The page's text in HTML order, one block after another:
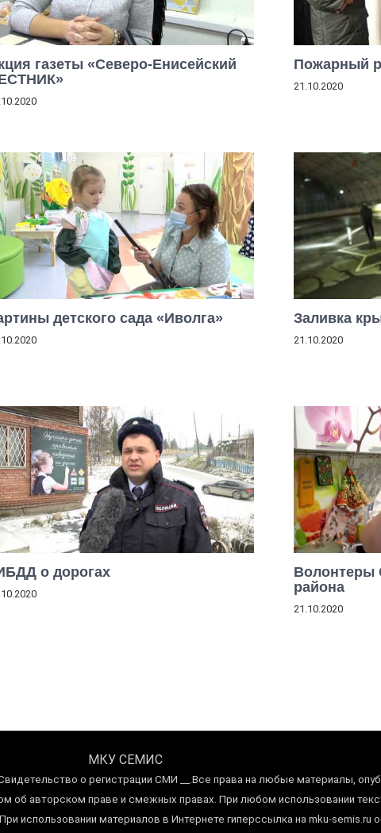
газеты «Северо-Енисейский
Пожарный
21.10.2020
детского сада «Иволга» Заливка
21.10.2020
о дорогах
Волонтеры
района
21.10.2020
МКУ СЕМИС
о регистрации СМИ __.Все права на любые материалы,
об авторском праве и смежных правах. При любом использовании
использовании материалов в Интернете гиперссылка на mku-semis.ru